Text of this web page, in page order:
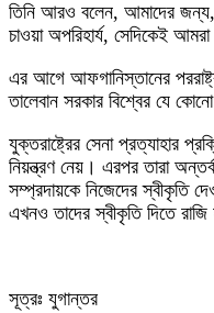
তিনি আরও বলেন, আমাদের জন্য,
চাওয়া অপরিহার্য, সেদিকেই
এর আগে আফগানিস্তানের
তালেবান সরকার বিশ্বের যে
যুক্তরাষ্ট্রের সেনা প্রত্যাহার
নিয়ন্ত্রণ নেয়। এরপর তারা
সম্প্রদায়কে নিজেদের স্বীকৃতি
এখনও তাদের স্বীকৃতি দিতে রাজি
সূত্রঃ যুগান্তর